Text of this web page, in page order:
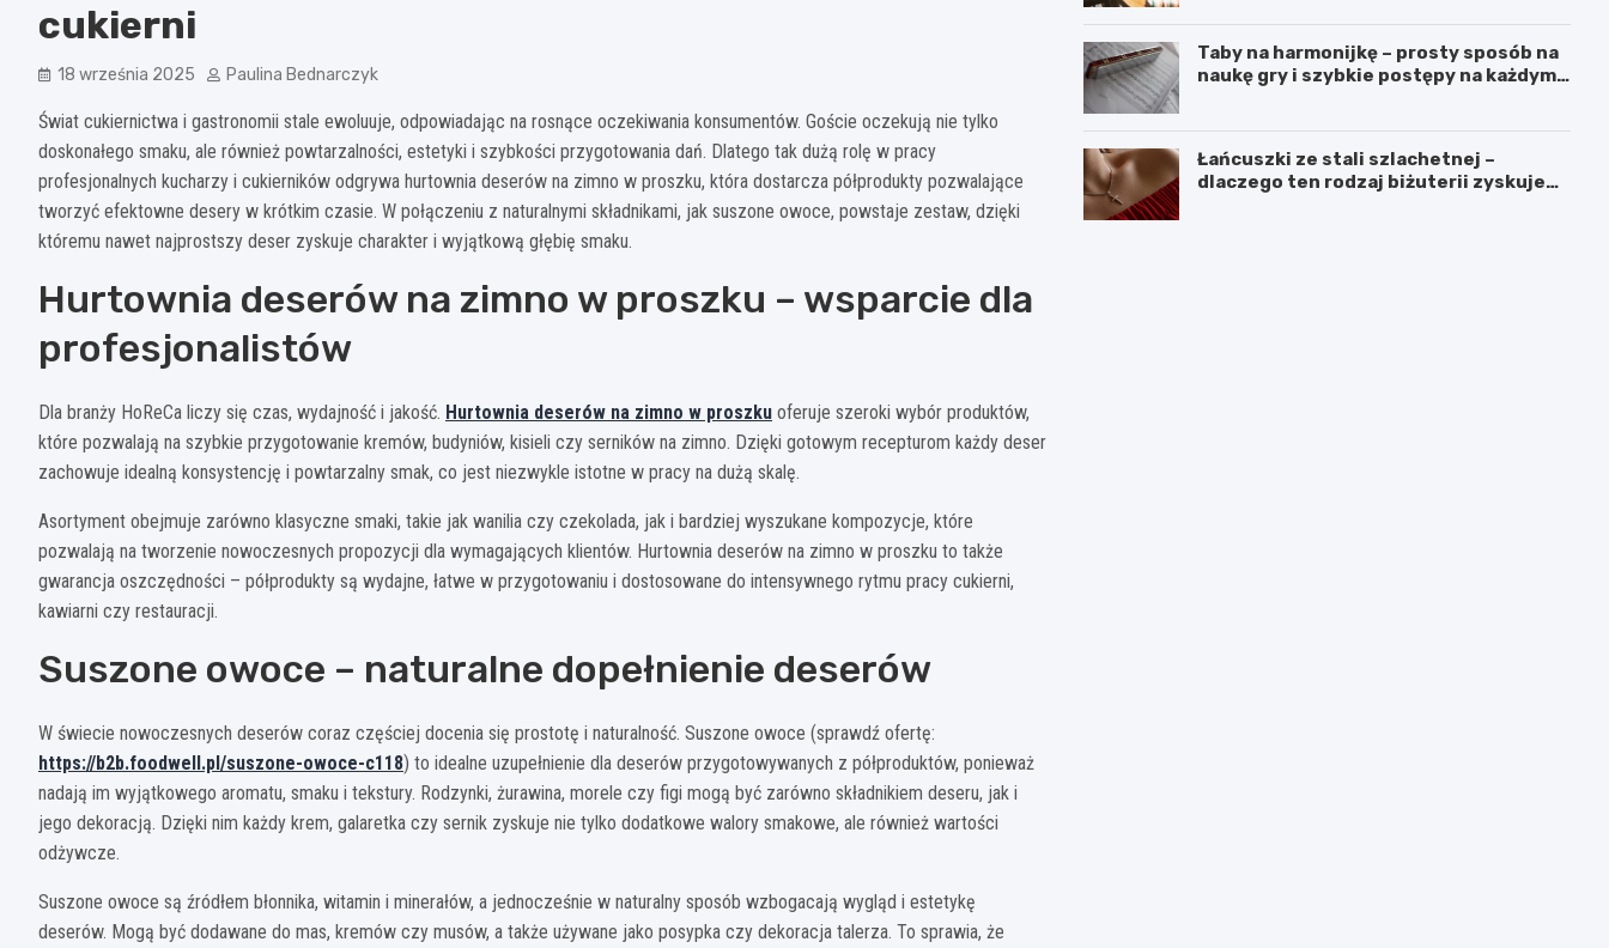
cukierni
18 września 2025 Paulina Bednarczyk
Świat cukiernictwa i gastronomii stale ewoluuje, odpowiadając na rosnące oczekiwania konsumentów. Goście oczekują nie tylko
doskonałego smaku, ale również powtarzalności, estetyki i szybkości przygotowania dań. Dlatego tak dużą rolę w pracy
profesjonalnych kucharzy i cukierników odgrywa hurtownia deserów na zimno w proszku, która dostarcza półprodukty pozwalające
tworzyć efektowne desery w krótkim czasie. W połączeniu z naturalnymi składnikami, jak suszone owoce, powstaje zestaw, dzięki
któremu nawet najprostszy deser zyskuje charakter i wyjątkową głębię smaku.
Hurtownia deserów na zimno w proszku – wsparcie dla
profesjonalistów
Dla branży HoReCa liczy się czas, wydajność i jakość. Hurtownia deserów na zimno w proszku oferuje szeroki wybór produktów,
które pozwalają na szybkie przygotowanie kremów, budyniów, kisieli czy serników na zimno. Dzięki gotowym recepturom każdy deser
zachowuje idealną konsystencję i powtarzalny smak, co jest niezwykle istotne w pracy na dużą skalę.
Asortyment obejmuje zarówno klasyczne smaki, takie jak wanilia czy czekolada, jak i bardziej wyszukane kompozycje, które
pozwalają na tworzenie nowoczesnych propozycji dla wymagających klientów. Hurtownia deserów na zimno w proszku to także
gwarancja oszczędności – półprodukty są wydajne, łatwe w przygotowaniu i dostosowane do intensywnego rytmu pracy cukierni,
kawiarni czy restauracji.
Suszone owoce – naturalne dopełnienie deserów
W świecie nowoczesnych deserów coraz częściej docenia się prostotę i naturalność. Suszone owoce (sprawdź ofertę:
https://b2b.foodwell.pl/suszone-owoce-c118) to idealne uzupełnienie dla deserów przygotowywanych z półproduktów, ponieważ
nadają im wyjątkowego aromatu, smaku i tekstury. Rodzynki, żurawina, morele czy figi mogą być zarówno składnikiem deseru, jak i
jego dekoracją. Dzięki nim każdy krem, galaretka czy sernik zyskuje nie tylko dodatkowe walory smakowe, ale również wartości
odżywcze.
Suszone owoce są źródłem błonnika, witamin i minerałów, a jednocześnie w naturalny sposób wzbogacają wygląd i estetykę
deserów. Mogą być dodawane do mas, kremów czy musów, a także używane jako posypka czy dekoracja talerza. To sprawia, że
Taby na harmonijkę – prosty sposób na
naukę gry i szybkie postępy na każdym
Łańcuszki ze stali szlachetnej –
dlaczego ten rodzaj biżuterii zyskuje